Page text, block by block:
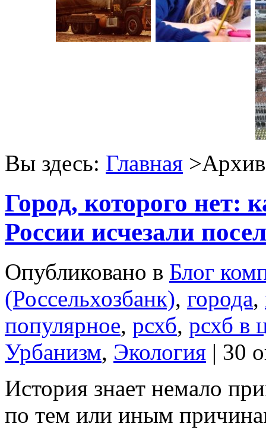
Вы здесь: Главная >Архив
Город, которого нет:
России исчезали
Опубликовано в Блог
(Россельхозбанк), города,
популярное, рсхб, рсхб в
Урбанизм, Экология | 30
История знает немало
по тем или иным